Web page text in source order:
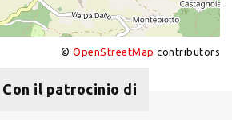
© OpenStreetMap contributors
Con il patrocinio di